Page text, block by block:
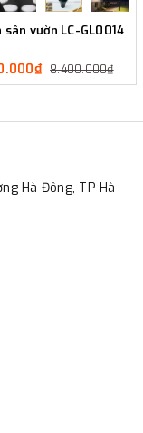
sân vườn LC-GL0014
8.400.000₫
Hà Đông, TP Hà